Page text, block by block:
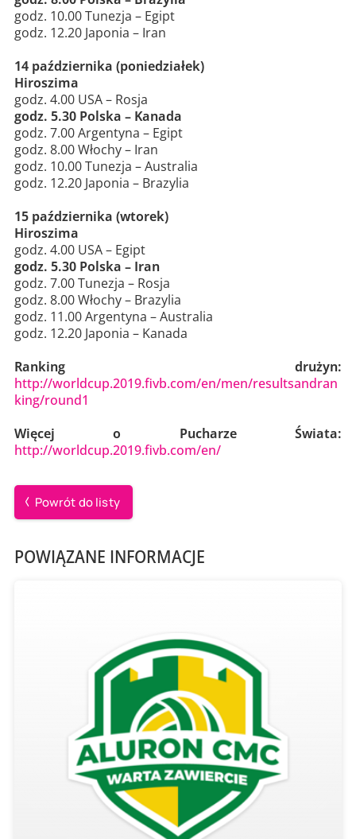
godz. 10.00 Tunezja – Egipt
godz. 12.20 Japonia – Iran
14 października (poniedziałek)
Hiroszima
godz. 4.00 USA – Rosja
godz. 5.30 Polska – Kanada
godz. 7.00 Argentyna – Egipt
godz. 8.00 Włochy – Iran
godz. 10.00 Tunezja – Australia
godz. 12.20 Japonia – Brazylia
15 października (wtorek)
Hiroszima
godz. 4.00 USA – Egipt
godz. 5.30 Polska – Iran
godz. 7.00 Tunezja – Rosja
godz. 8.00 Włochy – Brazylia
godz. 11.00 Argentyna – Australia
godz. 12.20 Japonia – Kanada
Ranking drużyn:
http://worldcup.2019.fivb.com/en/men/resultsandran
king/round1
Więcej o Pucharze Świata:
http://worldcup.2019.fivb.com/en/
Powrót do listy
POWIĄZANE INFORMACJE